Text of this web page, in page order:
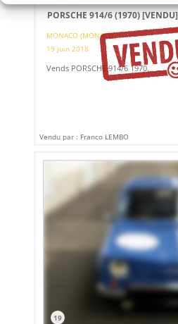
PORSCHE 914/6 (1970)[VENDU]
MONACO (MONACO)
19 juin 2018
Vends PORSCHE 914/6 1970.
Vendu par : Franco LEMBO
19